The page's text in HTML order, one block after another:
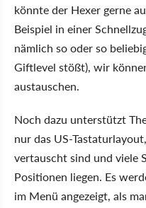
könnte der Hexer gerne
Beispiel in einer
nämlich so oder so
Giftlevel stößt), wir
austauschen.
Noch dazu unterstützt
nur das US-
vertauscht sind und viele
Positionen liegen. Es
im Menü angezeigt, als